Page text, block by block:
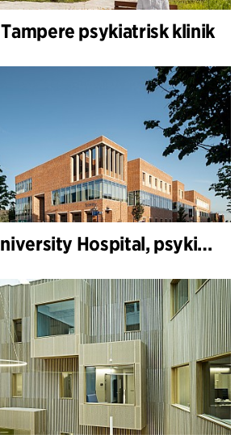
Tampere psykiatrisk klinik
Springfield University Hospital, psykiatri